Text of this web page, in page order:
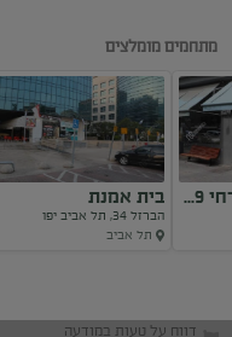
מתחמים מומלצים
בית אמנת
הברזל 34, תל אביב יפו
תל אביב
דווח על טעות במודעה